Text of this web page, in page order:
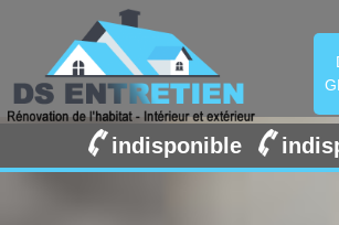
indisponible